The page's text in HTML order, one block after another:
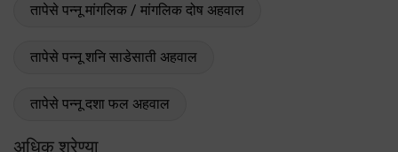
तापेसे पन्नू मांगलिक / मांगलिक दोष अहवाल
तापेसे पन्नू शनि साडेसाती अहवाल
तापेसे पन्नू दशा फल अहवाल
अधिक श्रेण्या